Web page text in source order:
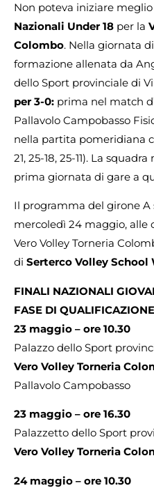
Non poteva iniziare
Nazionali Under 18 per la
Colombo. Nella giornata
formazione allenata da
dello Sport provinciale di
per 3-0: prima nel match
Pallavolo Campobasso
nella partita pomeridiana
21, 25-18, 25-11). La
prima giornata di gare a
Il programma del girone A
mercoledì 24 maggio, alle
Vero Volley Torneria
di Serterco Volley School
FINALI NAZIONALI
FASE DI
23 maggio – ore 10.30
Palazzo dello Sport
Vero Volley Torneria
Pallavolo Campobasso
23 maggio – ore 16.30
Palazzetto dello Sport
Vero Volley Torneria
24 maggio – ore 10.30